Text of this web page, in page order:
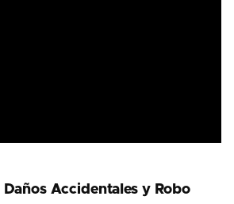
Daños Accidentales y Robo